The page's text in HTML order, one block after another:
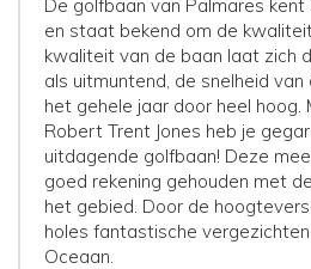
De golfbaan van Palmares kent
en staat bekend om de
kwaliteit van de baan laat zich
als uitmuntend, de snelheid
het gehele jaar door heel
Robert Trent Jones heb je
uitdagende golfbaan! Deze
goed rekening gehouden met
het gebied. Door de
holes fantastische
Oceaan.